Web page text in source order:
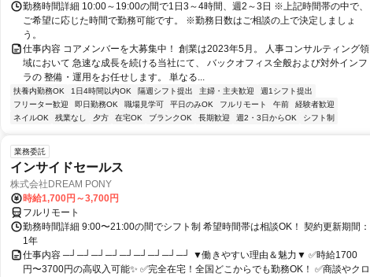
勤務時間詳細 10:00～19:00の間で1日3～4時間、週2～3日 ※上記時間帯の中で、
ご希望に応じた時間で勤務可能です。 ※勤務日数はご相談の上で決定しましょ
う。
仕事内容 コアメンバーを大募集中！ 創業は2023年5月。 人事コンサルティング領
域において 急速な成長を続ける当社にて、 バックオフィス全般および対外インフ
ラの 整備・運用をお任せします。 単なる...
扶養内勤務OK 1日4時間以内OK 隔週シフト提出 主婦・主夫歓迎
週1シフト提出
フリーター歓迎
即日勤務OK 職場見学可 平日のみOK フルリモート 午前
経験者歓迎
ネイルOK
残業なし 夕方 在宅OK ブランクOK 長期歓迎 週2・3日からOK シフト制
業務委託
インサイドセールス
株式会社DREAM PONY
時給1,700円～3,700円
フルリモート
勤務時間詳細 9:00〜21:00の間でシフト制 希望時間帯は相談OK！ 契約更新期間：
1年
仕事内容 ─┘─┘─┘─┘─┘─┘─┘─┘─┘ ▼働きやすい理由＆魅力▼ ✅時給1700
円〜3700円の高収入可能✨ ✅完全在宅！全国どこからでも勤務OK！ ✅商談やクロ